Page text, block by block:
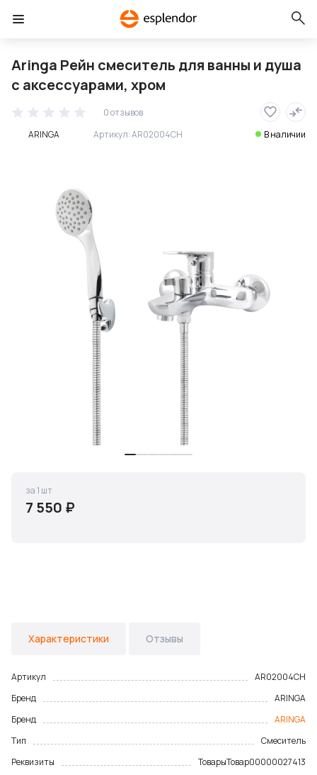
Aringa Рейн смеситель для ванны и душа
с аксессуарами, хром
0 отзывов
ARINGA
Артикул:AR02004CH В наличии
7 550 ₽
за 1 шт
Характеристики Отзывы
Артикул
AR02004CH
Бренд
ARINGA
Бренд
ARINGA
Тип
Смеситель
Реквизиты
ТоварыТовар00000027413